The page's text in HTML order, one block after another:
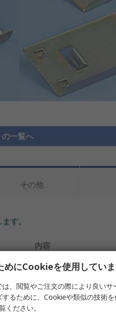
一覧へ
その他
す。
内容
リタール
ガイドレール
サーバーラックレール
めにCookieを使用してい
、閲覧やご注文の際により良い
るために、Cookieや類似の技術を
ください。